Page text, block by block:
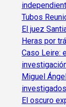
Tubos
El juez
Heras por
Caso Leire:
Miguel
El oscuro